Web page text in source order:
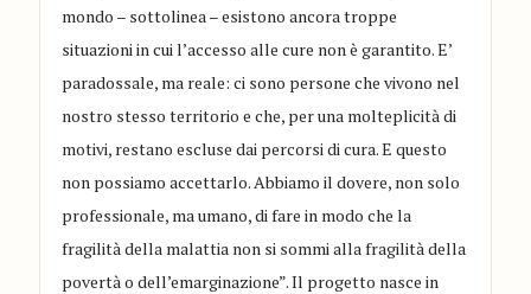
mondo – sottolinea – esistono ancora troppe
situazioni in cui l’accesso alle cure non è garantito. E’
paradossale, ma reale: ci sono persone che vivono nel
nostro stesso territorio e che, per una molteplicità di
motivi, restano escluse dai percorsi di cura. E questo
non possiamo accettarlo. Abbiamo il dovere, non solo
professionale, ma umano, di fare in modo che la
fragilità della malattia non si sommi alla fragilità della
povertà o dell’emarginazione”. Il progetto nasce in